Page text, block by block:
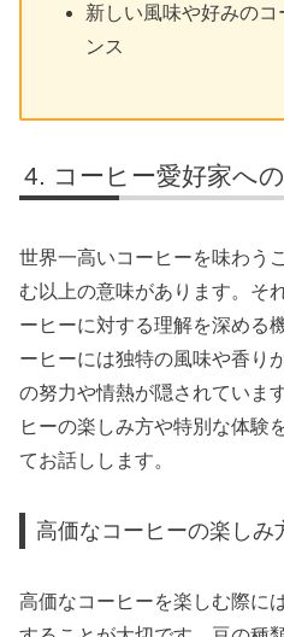
新しい風味や好みの
ンス
コーヒー愛好家へ
世界一高いコーヒーを味わう
む以上の意味があります。そ
ーヒーに対する理解を深める
ーヒーには独特の風味や香り
の努力や情熱が隠されていま
ヒーの楽しみ方や特別な体験
てお話しします。
高価なコーヒーの楽しみ
高価なコーヒーを楽しむ際に